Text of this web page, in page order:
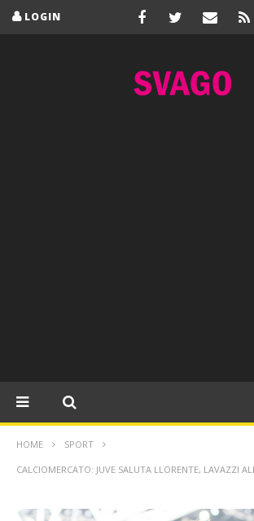
LOGIN
HOME SPORT
CALCIOMERCATO: JUVE SALUTA LLORENTE, LAVAZZI